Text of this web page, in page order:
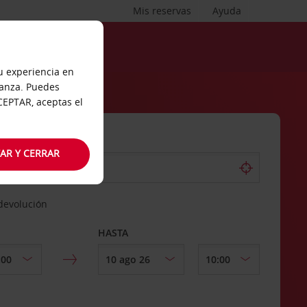
Ayuda
Mis reservas
HASTA
experiencia en
Puedes
aceptas el
Y CERRAR